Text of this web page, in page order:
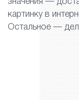
картинку в
Остальное —